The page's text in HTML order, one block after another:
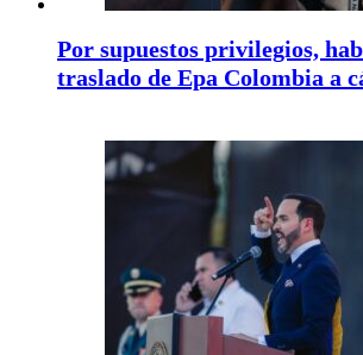
Por supuestos privilegios,
traslado de Epa Colombia a